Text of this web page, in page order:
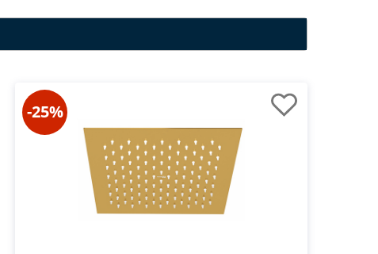
-25%